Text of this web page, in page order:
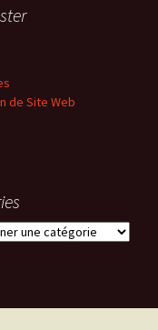
de Site Web